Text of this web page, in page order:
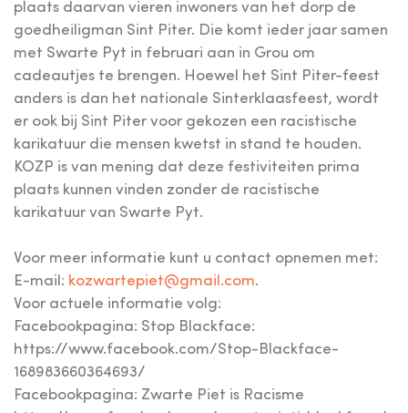
plaats daarvan vieren inwoners van het dorp de
goedheiligman Sint Piter. Die komt ieder jaar samen
met Swarte Pyt in februari aan in Grou om
cadeautjes te brengen. Hoewel het Sint Piter-feest
anders is dan het nationale Sinterklaasfeest, wordt
er ook bij Sint Piter voor gekozen een racistische
karikatuur die mensen kwetst in stand te houden.
KOZP is van mening dat deze festiviteiten prima
plaats kunnen vinden zonder de racistische
karikatuur van Swarte Pyt.
Voor meer informatie kunt u contact opnemen met:
E-mail: kozwartepiet@gmail.com.
Voor actuele informatie volg:
Facebookpagina: Stop Blackface:
https://www.facebook.com/Stop-Blackface-
168983660364693/
Facebookpagina: Zwarte Piet is Racisme